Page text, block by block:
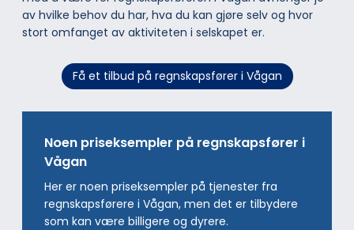
av hvilke behov du har, hva du kan gjøre selv og hvor
stort omfanget av aktiviteten i selskapet er.
Få et tilbud på regnskapsfører i Vågan
Noen priseksempler på regnskapsfører i
Vågan
Her er noen priseksempler på tjenester fra
regnskapsførere i Vågan, men det er tilbydere
som kan være billigere og dyrere.